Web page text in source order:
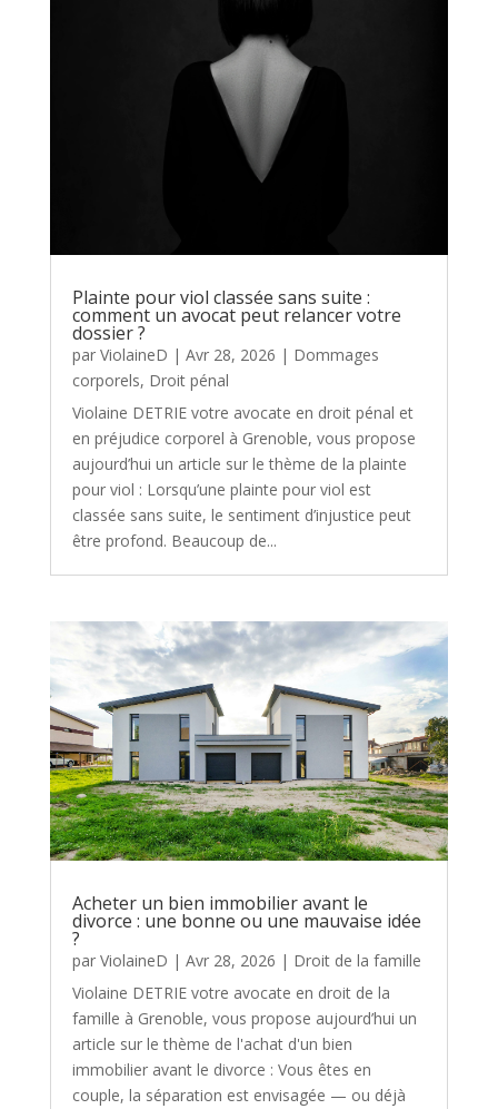
Plainte pour viol classée sans suite :
comment un avocat peut relancer votre
dossier ?
par ViolaineD | Avr 28, 2026 | Dommages
corporels, Droit pénal
Violaine DETRIE votre avocate en droit pénal et
en préjudice corporel à Grenoble, vous propose
aujourd’hui un article sur le thème de la plainte
pour viol : Lorsqu’une plainte pour viol est
classée sans suite, le sentiment d’injustice peut
être profond. Beaucoup de...
Acheter un bien immobilier avant le
divorce : une bonne ou une mauvaise idée
?
par ViolaineD | Avr 28, 2026 | Droit de la famille
Violaine DETRIE votre avocate en droit de la
famille à Grenoble, vous propose aujourd’hui un
article sur le thème de l'achat d'un bien
immobilier avant le divorce : Vous êtes en
couple, la séparation est envisagée — ou déjà